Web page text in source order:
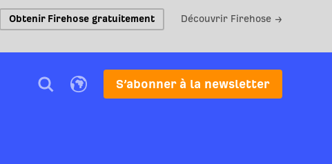
Obtenir Firehose gratuitement Découvrir Firehose →
S’abonner à la newsletter